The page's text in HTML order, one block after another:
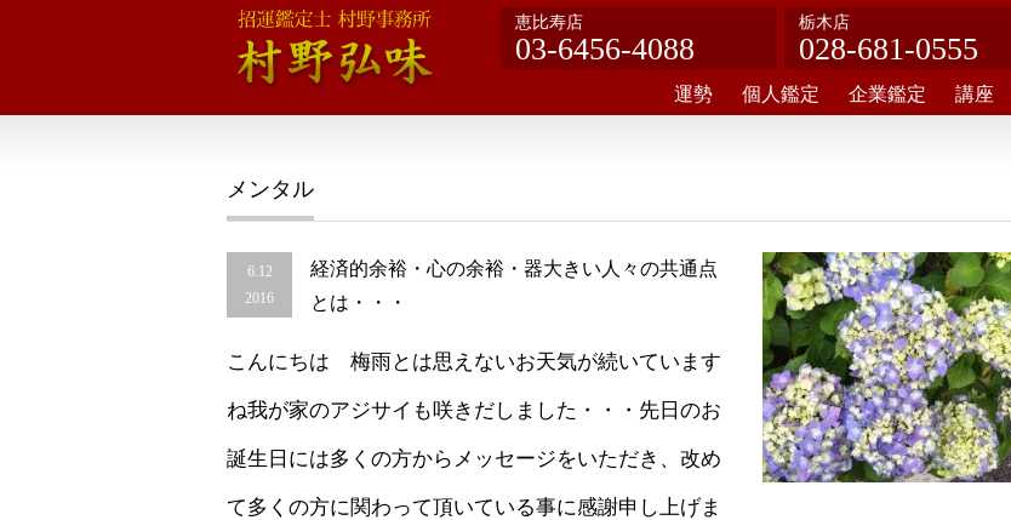
恵比寿店
03-6456-4088
栃木店
028-681-0555
運勢 個人鑑定 企業鑑定 講座
メンタル
6.12
2016
経済的余裕・心の余裕・器大きい人々の共通点
とは・・・
こんにちは 梅雨とは思えないお天気が続いています
ね我が家のアジサイも咲きだしました・・・先日のお
誕生日には多くの方からメッセージをいただき、改め
て多くの方に関わって頂いている事に感謝申し上げま